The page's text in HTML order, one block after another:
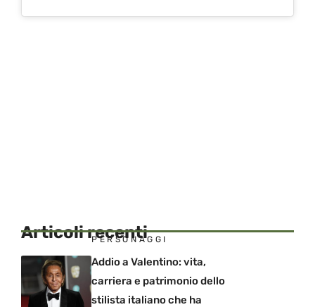
Articoli recenti
PERSONAGGI
Addio a Valentino: vita,
carriera e patrimonio dello
stilista italiano che ha